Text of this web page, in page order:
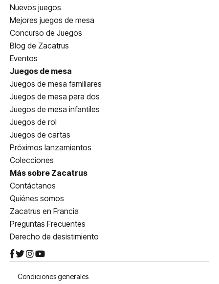
Nuevos juegos
Mejores juegos de mesa
Concurso de Juegos
Blog de Zacatrus
Eventos
Juegos de mesa
Juegos de mesa familiares
Juegos de mesa para dos
Juegos de mesa infantiles
Juegos de rol
Juegos de cartas
Próximos lanzamientos
Colecciones
Más sobre Zacatrus
Contáctanos
Quiénes somos
Zacatrus en Francia
Preguntas Frecuentes
Derecho de desistimiento
Condiciones generales